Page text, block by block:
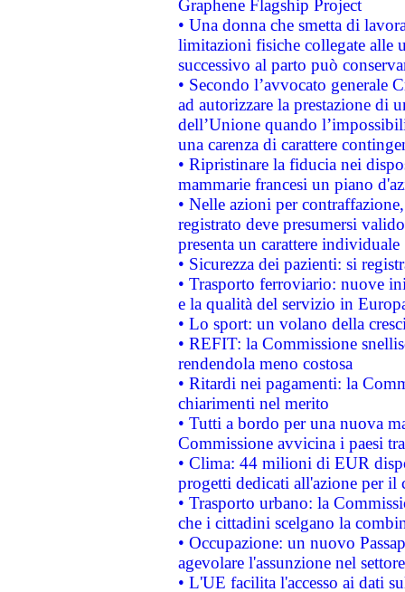
Graphene Flagship Project
• Una donna che smetta di
limitazioni fisiche collegate alle
successivo al parto può
• Secondo l’avvocato
ad autorizzare la prestazione di
dell’Unione quando
una carenza di carattere
• Ripristinare la fiducia nei
mammarie francesi un piano
• Nelle azioni per
registrato deve presumersi
presenta un carattere individuale
• Sicurezza dei pazienti: si
• Trasporto ferroviario: nuove
e la qualità del servizio in
• Lo sport: un volano della
• REFIT: la Commissione
rendendola meno costosa
• Ritardi nei pagamenti: la
chiarimenti nel merito
• Tutti a bordo per una nuova
Commissione avvicina i paesi
• Clima: 44 milioni di EUR
progetti dedicati all'azione per il
• Trasporto urbano: la
che i cittadini scelgano la
• Occupazione: un nuovo
agevolare l'assunzione nel
• L'UE facilita l'accesso ai dati